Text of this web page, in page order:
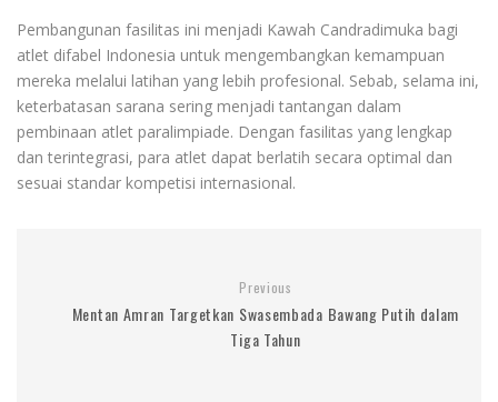
Pembangunan fasilitas ini menjadi Kawah Candradimuka bagi
atlet difabel Indonesia untuk mengembangkan kemampuan
mereka melalui latihan yang lebih profesional. Sebab, selama ini,
keterbatasan sarana sering menjadi tantangan dalam
pembinaan atlet paralimpiade. Dengan fasilitas yang lengkap
dan terintegrasi, para atlet dapat berlatih secara optimal dan
sesuai standar kompetisi internasional.
Previous
Mentan Amran Targetkan Swasembada Bawang Putih dalam
Tiga Tahun